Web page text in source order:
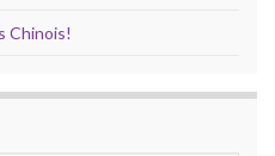
Chinois!